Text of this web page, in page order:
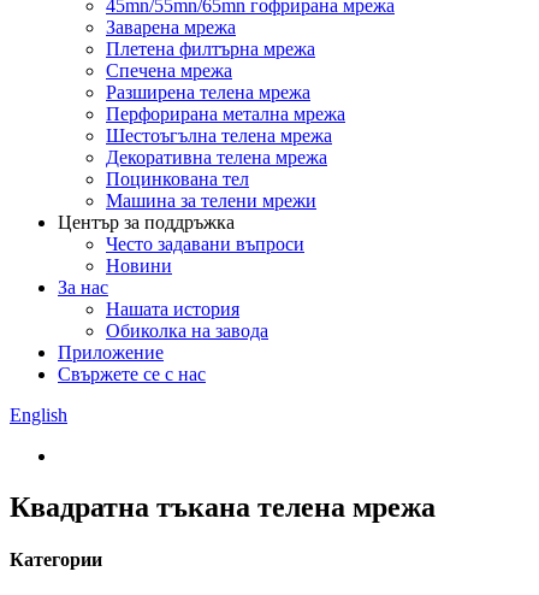
45mn/55mn/65mn гофрирана мрежа
Заварена мрежа
Плетена филтърна мрежа
Спечена мрежа
Разширена телена мрежа
Перфорирана метална мрежа
Шестоъгълна телена мрежа
Декоративна телена мрежа
Поцинкована тел
Машина за телени мрежи
Център за поддръжка
Често задавани въпроси
Новини
За нас
Нашата история
Обиколка на завода
Приложение
Свържете се с нас
English
Квадратна тъкана телена мрежа
Категории